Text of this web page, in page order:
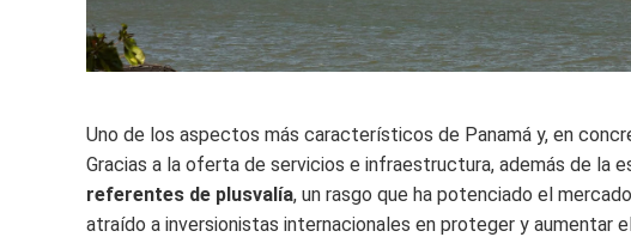
Uno de los aspectos más característicos de Panamá y, en
Gracias a la oferta de servicios e infraestructura, además de la
referentes de plusvalía, un rasgo que ha potenciado el
atraído a inversionistas internacionales en proteger y aumentar